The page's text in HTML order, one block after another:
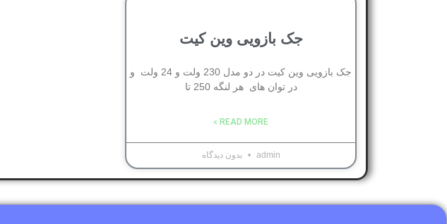
جک بازویی وین کیت
جک بازویی وین کیت در دو مدل 230 ولت و 24 ولت و
در توان های هر لنگه 250 تا
READ MORE »
admin بدون دیدگاه